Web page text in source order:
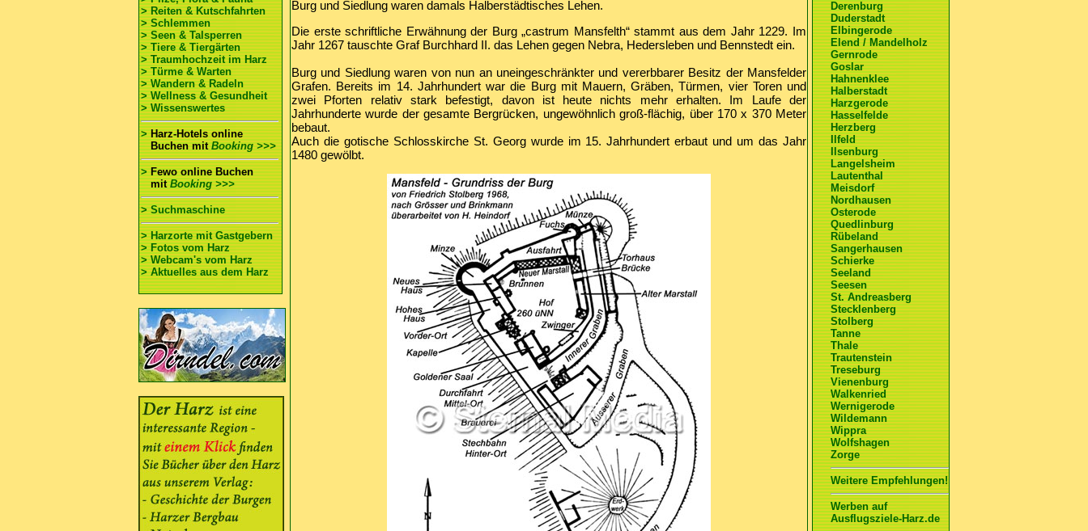
> Reiten & Kutschfahrten
> Schlemmen
> Seen & Talsperren
> Tiere & Tiergärten
> Traumhochzeit im Harz
> Türme & Warten
> Wandern & Radeln
> Wellness & Gesundheit
> Wissenswertes
>Harz-Hotels online
Buchen mit Booking >>>
>Fewo online Buchen
mit Booking >>>
> Suchmaschine
> Harzorte mit Gastgebern
> Fotos vom Harz
> Webcam's vom Harz
> Aktuelles aus dem Harz
Burg und Siedlung waren damals Halberstädtisches Lehen.
Die erste schriftliche Erwähnung der Burg „castrum Mansfelth“ stammt aus dem Jahr 1229. Im
Jahr 1267 tauschte Graf Burchhard II. das Lehen gegen Nebra, Hedersleben und Bennstedt ein.
Burg und Siedlung waren von nun an uneingeschränkter und vererbbarer Besitz der Mansfelder
Grafen. Bereits im 14. Jahrhundert war die Burg mit Mauern, Gräben, Türmen, vier Toren und
zwei Pforten relativ stark befestigt, davon ist heute nichts mehr erhalten. Im Laufe der
Jahrhunderte wurde der gesamte Bergrücken, ungewöhnlich groß-flächig, über 170 x 370 Meter
bebaut.
Auch die gotische Schlosskirche St. Georg wurde im 15. Jahrhundert erbaut und um das Jahr
1480 gewölbt.
Derenburg
Duderstadt
Elbingerode
Elend / Mandelholz
Gernrode
Goslar
Hahnenklee
Halberstadt
Harzgerode
Hasselfelde
Herzberg
Ilfeld
Ilsenburg
Langelsheim
Lautenthal
Meisdorf
Nordhausen
Osterode
Quedlinburg
Rübeland
Sangerhausen
Schierke
Seeland
Seesen
St. Andreasberg
Stecklenberg
Stolberg
Tanne
Thale
Trautenstein
Treseburg
Vienenburg
Walkenried
Wernigerode
Wildemann
Wippra
Wolfshagen
Zorge
Weitere Empfehlungen!
Werben auf
Ausflugsziele-Harz.de